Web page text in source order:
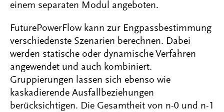
einem separaten Modul angeboten.
FuturePowerFlow kann zur Engpassbestimmung
verschiedenste Szenarien berechnen. Dabei
werden statische oder dynamische Verfahren
angewendet und auch kombiniert.
Gruppierungen lassen sich ebenso wie
kaskadierende Ausfallbeziehungen
berücksichtigen. Die Gesamtheit von n-0 und n-1